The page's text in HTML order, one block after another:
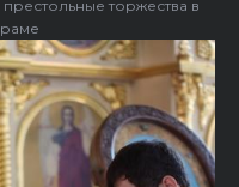
торжества в